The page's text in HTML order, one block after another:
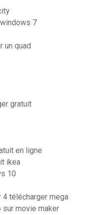
7
un quad
gratuit
en ligne
ikea
10
4 télécharger mega
sur movie maker